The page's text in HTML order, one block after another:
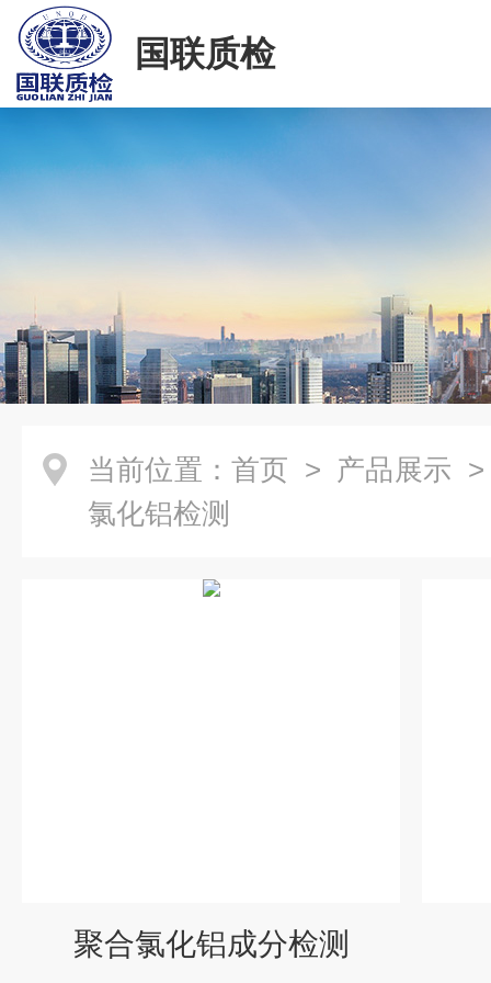
国联质检
当前位置： 首页 > 产品展示
氯化铝检测
聚合氯化铝成分检测